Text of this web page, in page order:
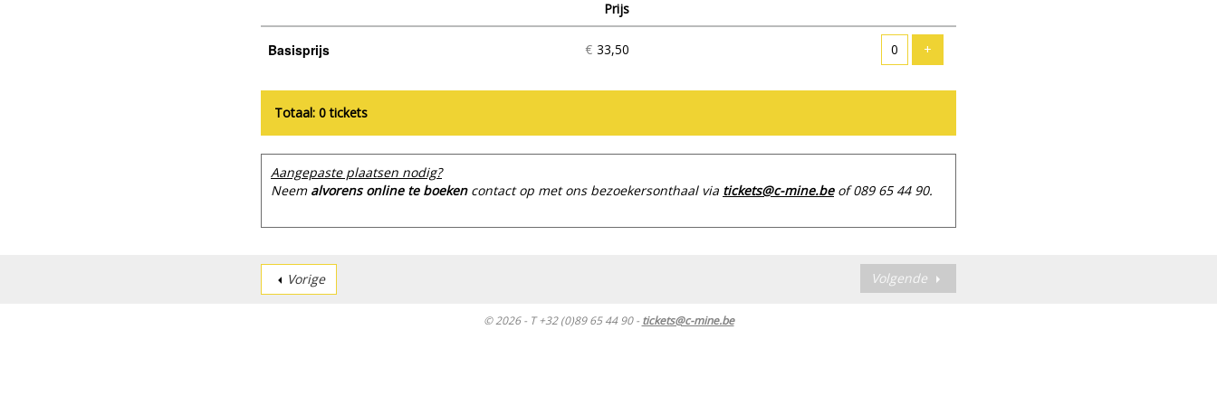
Prijs
Basisprijs € 33,50 +
Totaal: 0 tickets
Aangepaste plaatsen nodig?
Neem alvorens online te boekencontact op met ons bezoekersonthaal via tickets@c-mine.beof 089 65 44 90.
Volgende
Vorige
© 2026 - T +32 (0)89 65 44 90 - tickets@c-mine.be